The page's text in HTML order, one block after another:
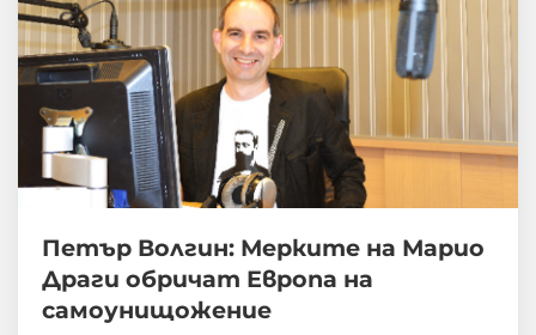
Петър Волгин: Мерките на Марио
Драги обричат Европа на
самоунищожение